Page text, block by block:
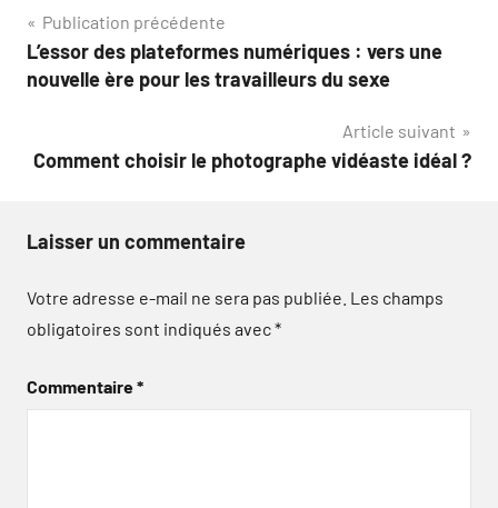
Navigation
de
Publication précédente
L’essor des plateformes numériques : vers une
nouvelle ère pour les travailleurs du sexe
Article suivant
Comment choisir le photographe vidéaste idéal ?
Laisser un commentaire
Votre adresse e-mail ne sera pas publiée. Les champs
obligatoires sont indiqués avec*
Commentaire*